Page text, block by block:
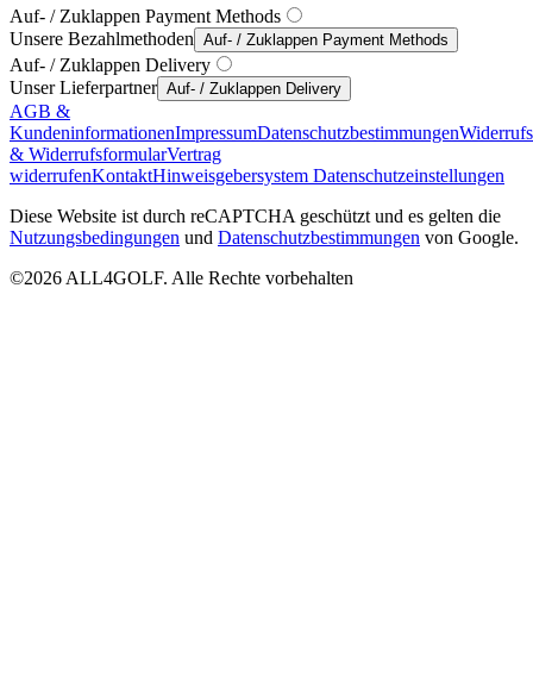
Auf- / Zuklappen Payment Methods
Unsere Bezahlmethoden Auf- / Zuklappen Payment Methods
Auf- / Zuklappen Delivery
Unser Lieferpartner Auf- / Zuklappen Delivery
AGB &
KundeninformationenImpressumDatenschutzbestimmungen
& WiderrufsformularVertrag
widerrufenKontaktHinweisgebersystem Datenschutzeinstellungen
Diese Website ist durch reCAPTCHA geschützt und es gelten die
Nutzungsbedingungen und Datenschutzbestimmungen von Google.
©2026 ALL4GOLF. Alle Rechte vorbehalten